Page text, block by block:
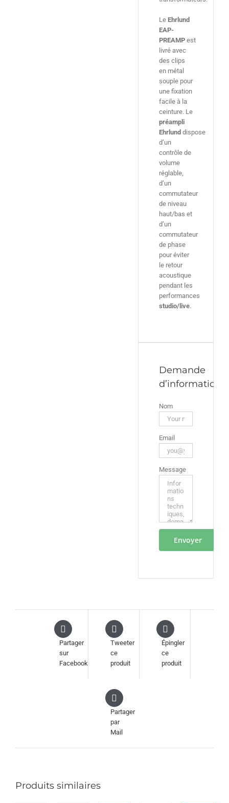
Le Ehrlund
EAP-
PREAMP est
livré avec
des clips
en métal
souple pour
une fixation
facile à la
ceinture. Le
préampli
Ehrlund dispose
d’un
contrôle de
volume
réglable,
d’un
commutateur
de niveau
haut/bas et
d’un
commutateur
de phase
pour éviter
le retour
acoustique
pendant les
performances
studio/live.
Demande
d’informations
Nom
Email
Message
Partager
sur
Facebook
Tweeter
ce
produit
Épingler
ce
produit
Partager
par
Mail
Produits similaires